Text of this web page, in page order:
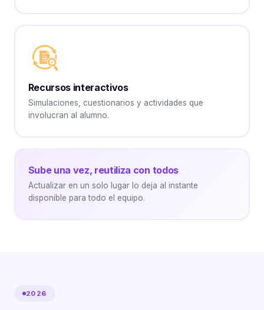
Recursos interactivos
Simulaciones, cuestionarios y actividades que
involucran al alumno.
Sube una vez, reutiliza con todos
Actualizar en un solo lugar lo deja al instante
disponible para todo el equipo.
2026